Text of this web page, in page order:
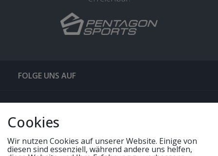
FOLGE UNS AUF
QUICKLINKS & TIPPS
Cookies
Wir nutzen Cookies auf unserer Website. Einige von
diesen sind essenziell, während andere uns helfen,